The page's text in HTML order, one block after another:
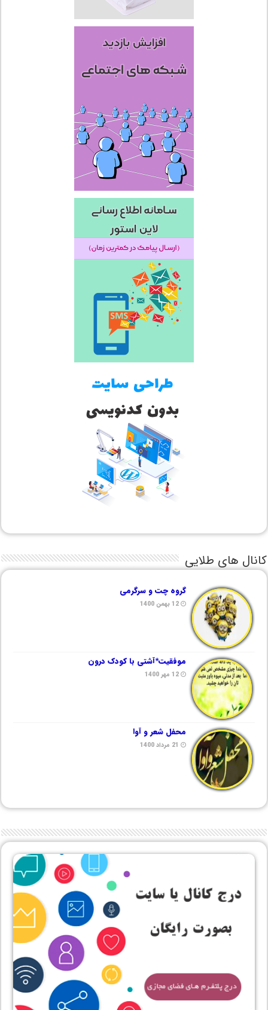
کانال های طلایی
گروه چت و سرگرمی
12 بهمن 1400
موفقیت*آشتی با کودک درون
12 مهر 1400
محفل شعر و آوا
21 مرداد 1400